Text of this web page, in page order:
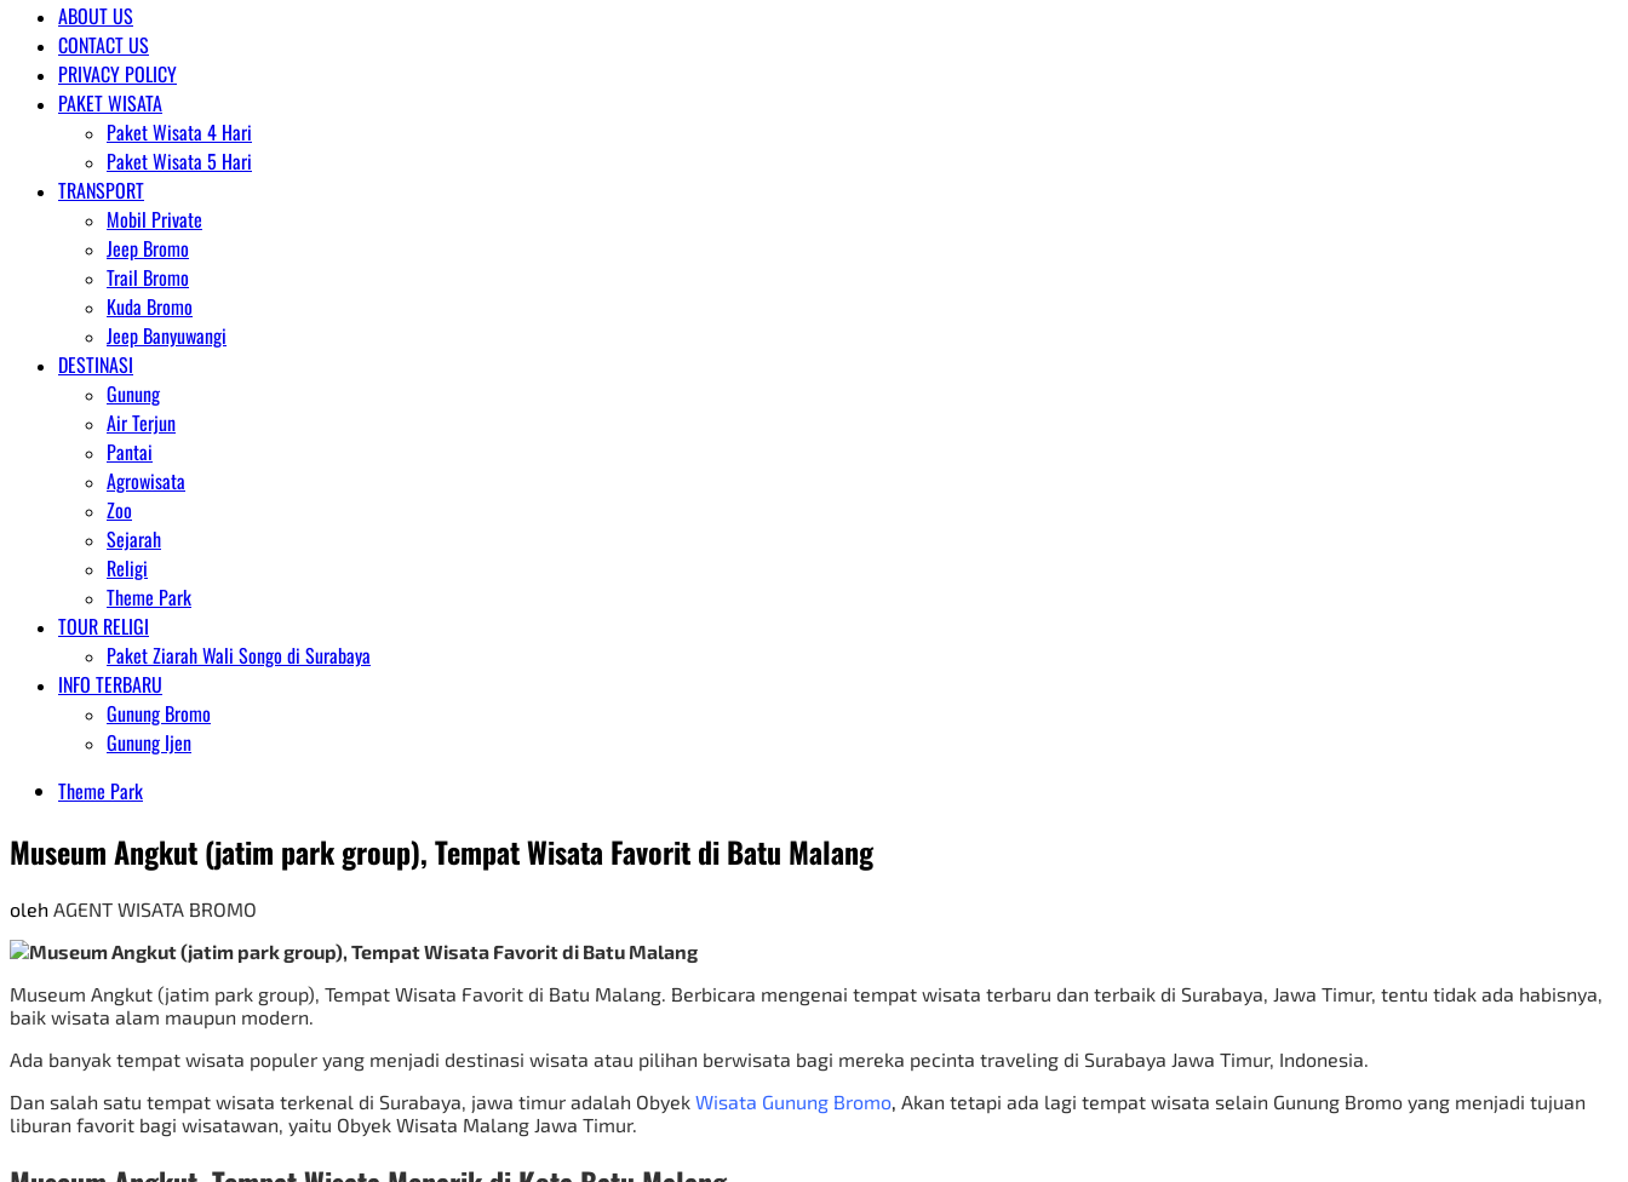
ABOUT US
CONTACT US
PRIVACY POLICY
PAKET WISATA
Paket Wisata 4 Hari
Paket Wisata 5 Hari
TRANSPORT
Mobil Private
Jeep Bromo
Trail Bromo
Kuda Bromo
Jeep Banyuwangi
DESTINASI
Gunung
Air Terjun
Pantai
Agrowisata
Zoo
Sejarah
Religi
Theme Park
TOUR RELIGI
Paket Ziarah Wali Songo di Surabaya
INFO TERBARU
Gunung Bromo
Gunung Ijen
Theme Park
Museum Angkut (jatim park group), Tempat Wisata Favorit di Batu Malang
oleh AGENT WISATA BROMO
Museum Angkut (jatim park group), Tempat Wisata Favorit di Batu Malang. Berbicara mengenai tempat wisata terbaru dan terbaik di Surabaya, Jawa Timur, tentu tidak ada habisnya,
baik wisata alam maupun modern.
Ada banyak tempat wisata populer yang menjadi destinasi wisata atau pilihan berwisata bagi mereka pecinta traveling di Surabaya Jawa Timur, Indonesia.
Dan salah satu tempat wisata terkenal di Surabaya, jawa timur adalah Obyek Wisata Gunung Bromo, Akan tetapi ada lagi tempat wisata selain Gunung Bromo yang menjadi tujuan
liburan favorit bagi wisatawan, yaitu Obyek Wisata Malang Jawa Timur.